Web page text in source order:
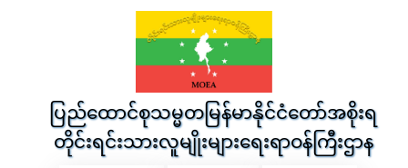
ပြည်ထောင်စုသမ္မတမြန်မာနိုင်ငံတော်အစိုးရ
တိုင်းရင်းသားလူမျိုးများရေးရာဝန်ကြီးဌာန